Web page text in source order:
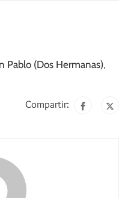
Pablo (Dos Hermanas),
Compartir: